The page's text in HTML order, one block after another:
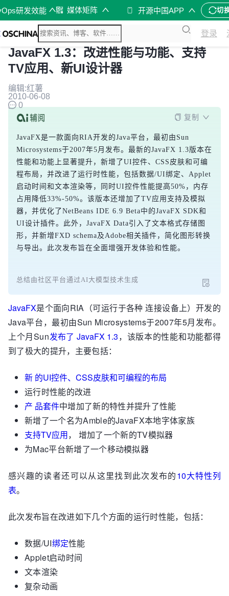
研发效能 媒体矩阵 开源中国APP 切
登录
JavaFX 1.3：改进性能与功能、支持
TV应用、新UI设计器
编辑:红薯
2010-06-08
0
复制
JavaFX是一款面向RIA开发的Java平台，最初由Sun
Microsystems于2007年5月发布。最新的JavaFX 1.3版本在
性能和功能上显著提升，新增了UI控件、CSS皮肤和可编
程布局，并改进了运行时性能，包括数据/UI绑定、Applet
启动时间和文本渲染等，同时UI控件性能提高50%，内存
占用降低33%-50%。该版本还增加了TV应用支持及模拟
器，并优化了NetBeans IDE 6.9 Beta中的JavaFX SDK和
UI设计插件。此外，JavaFX Data引入了文本格式存储图
形，并新增FXD schema及Adobe相关插件，简化图形转换
与导出。此次发布旨在全面增强开发体验和性能。
总结由社区平台通过AI大模型技术生成
JavaFX是个面向RIA（可运行于各种 连接设备上）开发的
Java平台，最初由Sun Microsystems于2007年5月发布。
上个月Sun发布了 JavaFX 1.3，该版本的性能和功能都得
到了极大的提升，主要包括：
新 的UI控件、CSS皮肤和可编程的布局
运行时性能的改进
产 品套件中增加了新的特性并提升了性能
新增了一个名为Amble的JavaFX本地字体家族
支持TV应用， 增加了一个新的TV模拟器
为Mac平台新增了一个移动模拟器
感兴趣的读者还可以从这里找到此次发布的10大特性列
表。
此次发布旨在改进如下几个方面的运行时性能，包括：
数据/UI绑定性能
Applet启动时间
文本渲染
复杂动画